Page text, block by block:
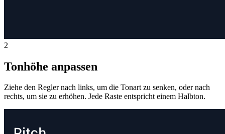
2
Tonhöhe anpassen
Ziehe den Regler nach links, um die Tonart zu senken, oder nach
rechts, um sie zu erhöhen. Jede Raste entspricht einem Halbton.